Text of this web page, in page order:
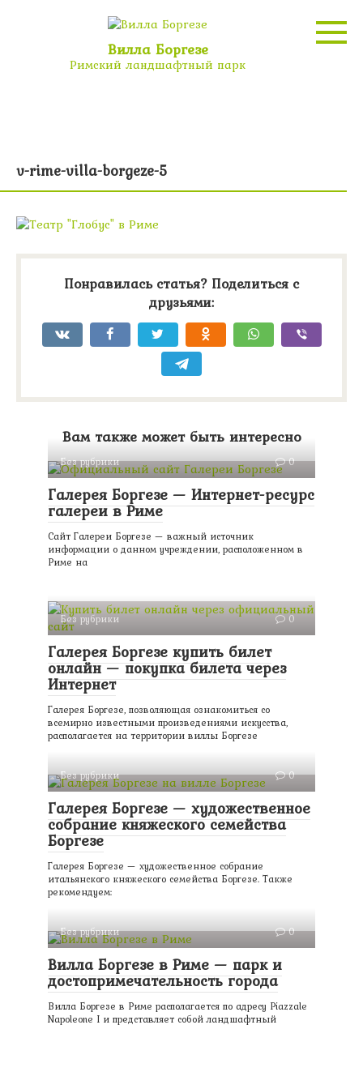
Вилла Боргезе
Римский ландшафтный парк
v-rime-villa-borgeze-5
Понравилась статья? Поделиться с
друзьями:
Вам также может быть интересно
Без рубрики 0
Галерея Боргезе — Интернет-ресурс
галереи в Риме
Сайт Галереи Боргезе — важный источник
информации о данном учреждении, расположенном в
Риме на
Без рубрики 0
Галерея Боргезе купить билет
онлайн — покупка билета через
Интернет
Галерея Боргезе, позволяющая ознакомиться со
всемирно известными произведениями искусства,
располагается на территории виллы Боргезе
Без рубрики 0
Галерея Боргезе — художественное
собрание княжеского семейства
Боргезе
Галерея Боргезе — художественное собрание
итальянского княжеского семейства Боргезе. Также
рекомендуем:
Без рубрики 0
Вилла Боргезе в Риме — парк и
достопримечательность города
Вилла Боргезе в Риме располагается по адресу Piazzale
Napoleone I и представляет собой ландшафтный